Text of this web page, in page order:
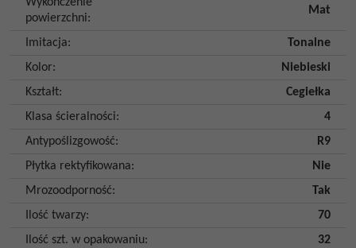
powierzchni:
Mat
Imitacja:
Tonalne
Kolor:
Niebieski
Kształt:
Cegiełka
Klasa ścieralności:
4
Antypoślizgowość:
R9
Płytka rektyfikowana:
Nie
Mrozoodporność:
Tak
Ilość twarzy:
70
Ilość szt. w opakowaniu: 32